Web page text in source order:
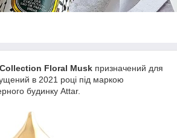
Floral Musk призначений для
в 2021 році під маркою
будинку Attar.